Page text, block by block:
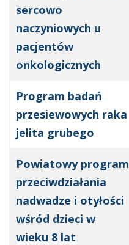
sercowo
naczyniowych u
pacjentów
onkologicznych
Program badań
przesiewowych raka
jelita grubego
Powiatowy program
przeciwdziałania
nadwadze i otyłości
wśród dzieci w
wieku 8 lat